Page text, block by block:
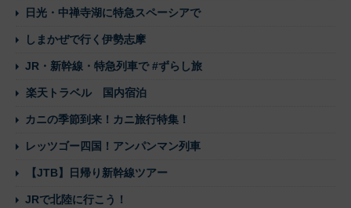
日光・中禅寺湖に特急スペーシアで
しまかぜで行く伊勢志摩
JR・新幹線・特急列車で #ずらし旅
楽天トラベル 国内宿泊
カニの季節到来！カニ旅行特集！
レッツゴー四国！アンパンマン列車
【JTB】日帰り新幹線ツアー
JRで北陸に行こう！